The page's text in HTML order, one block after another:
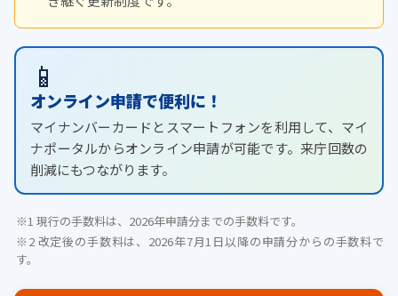
📱
オンライン申請で便利に！
マイナンバーカードとスマートフォンを利用して、マイ
ナポータルからオンライン申請が可能です。来庁回数の
削減にもつながります。
※1 現行の手数料は、2026年申請分までの手数料です。
※2 改定後の手数料は、2026年7月1日以降の申請分からの手数料で
す。